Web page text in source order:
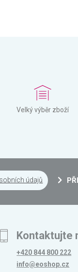
Velký výběr zboží
údajů
Kontaktujte
+420 844 800 222
info@eoshop.cz